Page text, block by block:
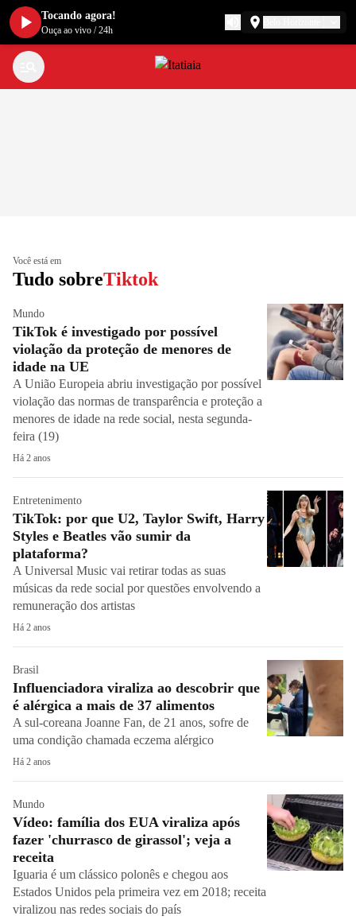
Você está em
Tudo sobreTiktok
Mundo
TikTok é investigado por possível
violação da proteção de menores de
idade na UE
A União Europeia abriu investigação por possível
violação das normas de transparência e proteção a
menores de idade na rede social, nesta segunda-
feira (19)
Há 2 anos
Entretenimento
TikTok: por que U2, Taylor Swift, Harry
Styles e Beatles vão sumir da
plataforma?
A Universal Music vai retirar todas as suas
músicas da rede social por questões envolvendo a
remuneração dos artistas
Há 2 anos
Brasil
Influenciadora viraliza ao descobrir que
é alérgica a mais de 37 alimentos
A sul-coreana Joanne Fan, de 21 anos, sofre de
uma condição chamada eczema alérgico
Há 2 anos
Mundo
Vídeo: família dos EUA viraliza após
fazer 'churrasco de girassol'; veja a
receita
Iguaria é um clássico polonês e chegou aos
Estados Unidos pela primeira vez em 2018; receita
viralizou nas redes sociais do país
Tocando agora!
Ouça ao vivo /24h